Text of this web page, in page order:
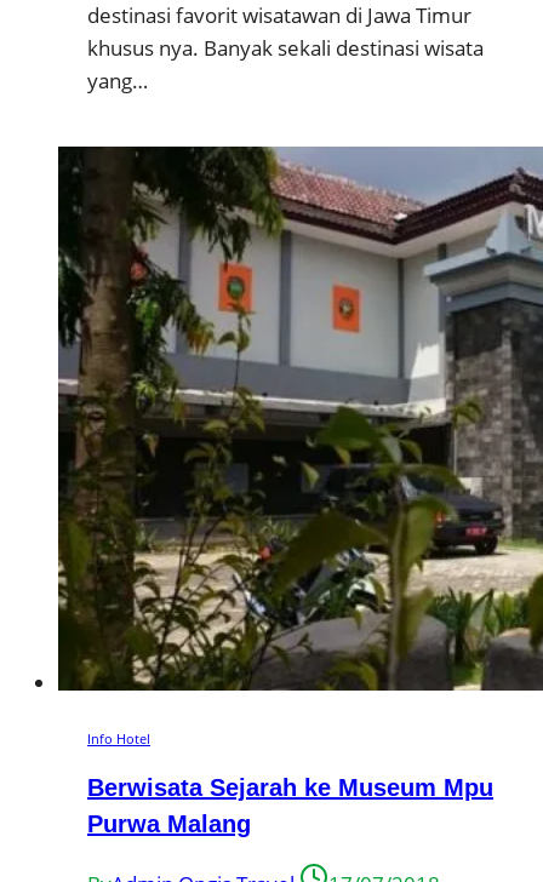
destinasi favorit wisatawan di Jawa Timur
khusus nya. Banyak sekali destinasi wisata
yang…
Info Hotel
Berwisata Sejarah ke Museum Mpu
Purwa Malang